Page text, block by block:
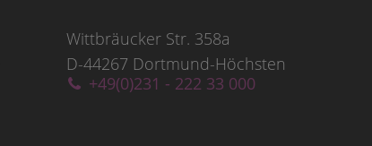
Wittbräucker Str. 358a
D-44267 Dortmund-Höchsten
+49(0)231 - 222 33 000